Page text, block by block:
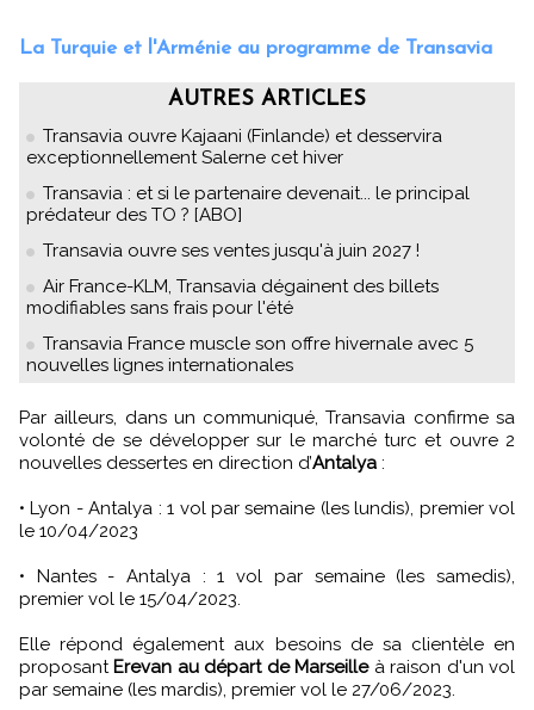
La Turquie et l'Arménie au programme de Transavia
AUTRES ARTICLES
Transavia ouvre Kajaani (Finlande) et desservira
exceptionnellement Salerne cet hiver
Transavia : et si le partenaire devenait... le principal
prédateur des TO ? [ABO]
Transavia ouvre ses ventes jusqu'à juin 2027 !
Air France-KLM, Transavia dégainent des billets
modifiables sans frais pour l'été
Transavia France muscle son offre hivernale avec 5
nouvelles lignes internationales
Par ailleurs, dans un communiqué, Transavia confirme sa
volonté de se développer sur le marché turc et ouvre 2
nouvelles dessertes en direction d’Antalya :
• Lyon - Antalya : 1 vol par semaine (les lundis), premier vol
le 10/04/2023
• Nantes - Antalya : 1 vol par semaine (les samedis),
premier vol le 15/04/2023.
Elle répond également aux besoins de sa clientèle en
proposant Erevan au départ de Marseilleà raison d'un vol
par semaine (les mardis), premier vol le 27/06/2023.